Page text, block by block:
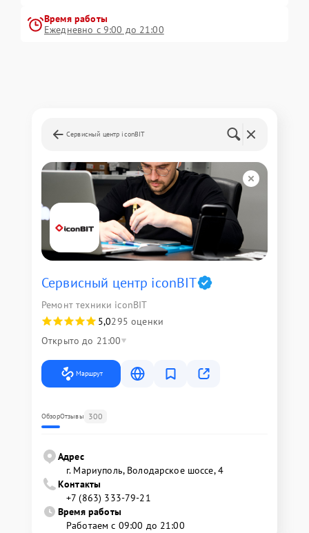
Время работы
Ежедневно с 9:00 до 21:00
Сервисный центр iconBIT
Сервисный центр iconBIT
Ремонт техники iconBIT
5,0295 оценки
Открыто до 21:00
Маршрут
ОбзорОтзывы 300
Адрес
г. Мариуполь, Володарское шоссе, 4
Контакты
+7 (863) 333-79-21
Время работы
Работаем с 09:00 до 21:00